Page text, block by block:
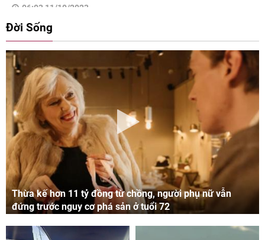
06:03 11/10/2023
Đời Sống
Thừa kế hơn 11 tỷ đồng từ chồng, người phụ nữ vẫn
đứng trước nguy cơ phá sản ở tuổi 72